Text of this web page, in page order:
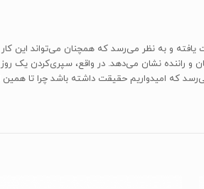
و به نظر می‌رسد که همچنان می‌تواند این
نشان می‌دهد. در واقع، سپری‌کردن یک روز
امیدواریم حقیقت داشته باشد چرا تا همین